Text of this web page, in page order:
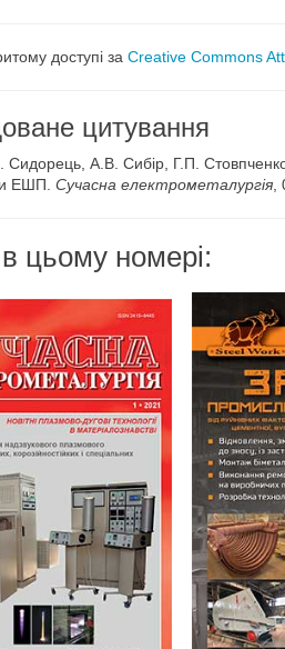
доступі за Creative Commons
цитування
Сидорець, А.В. Сибір, Г.П.
ЕШП. Сучасна електрометалургія
цьому номері: